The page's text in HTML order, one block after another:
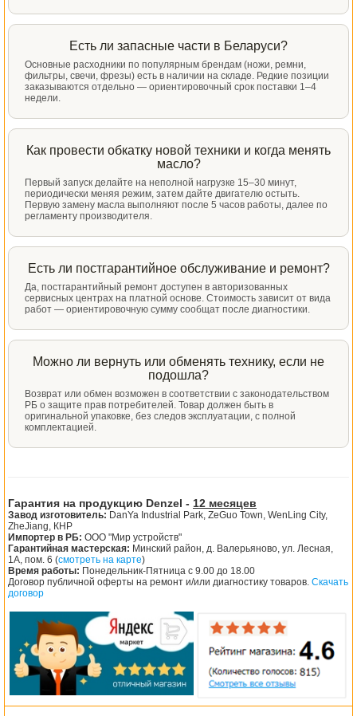
Есть ли запасные части в Беларуси?
Основные расходники по популярным брендам (ножи, ремни,
фильтры, свечи, фрезы) есть в наличии на складе. Редкие позиции
заказываются отдельно — ориентировочный срок поставки 1–4
недели.
Как провести обкатку новой техники и когда менять
масло?
Первый запуск делайте на неполной нагрузке 15–30 минут,
периодически меняя режим, затем дайте двигателю остыть.
Первую замену масла выполняют после 5 часов работы, далее по
регламенту производителя.
Есть ли постгарантийное обслуживание и ремонт?
Да, постгарантийный ремонт доступен в авторизованных
сервисных центрах на платной основе. Стоимость зависит от вида
работ — ориентировочную сумму сообщат после диагностики.
Можно ли вернуть или обменять технику, если не
подошла?
Возврат или обмен возможен в соответствии с законодательством
РБ о защите прав потребителей. Товар должен быть в
оригинальной упаковке, без следов эксплуатации, с полной
комплектацией.
Гарантия на продукцию Denzel - 12 месяцев
Завод изготовитель: DanYa Industrial Park, ZeGuo Town, WenLing City,
ZheJiang, КНР
Импортер в РБ: ООО "Мир устройств"
Гарантийная мастерская: Минский район, д. Валерьяново, ул. Лесная,
1А, пом. 6 (смотреть на карте)
Время работы: Понедельник-Пятница с 9.00 до 18.00
Договор публичной оферты на ремонт и/или диагностику товаров. Скачать
договор